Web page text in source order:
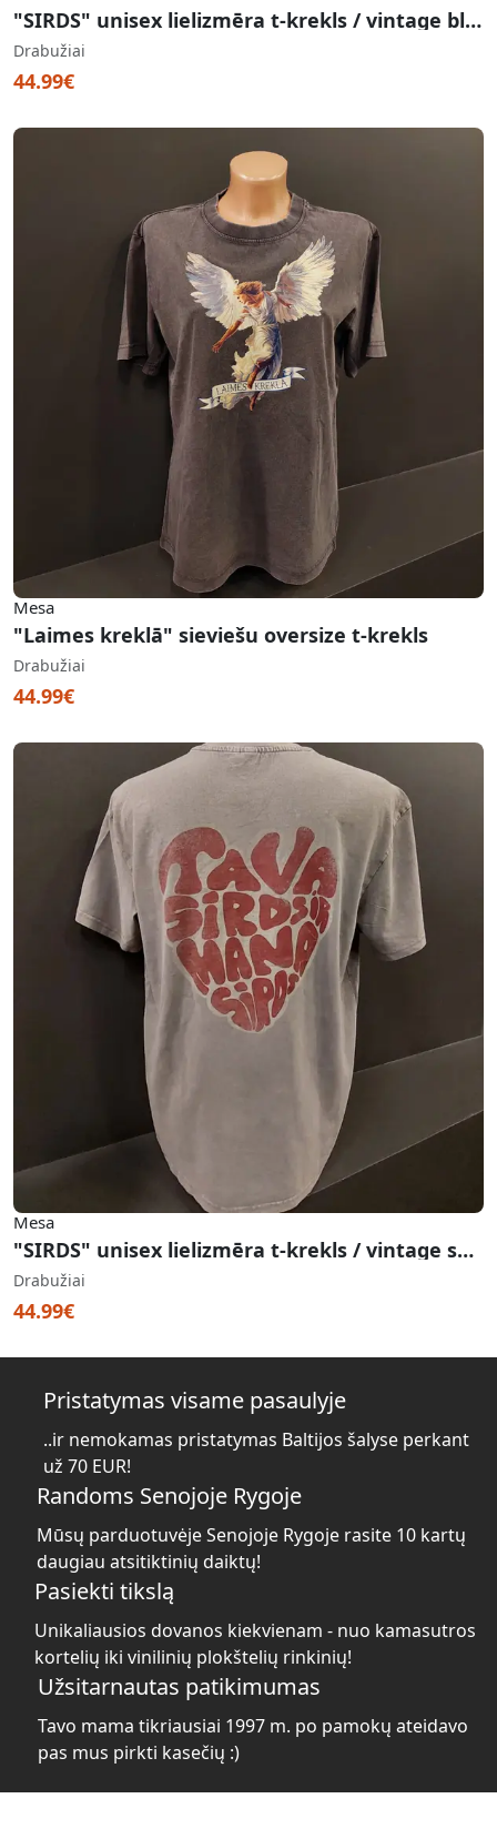
"SIRDS" unisex lielizmēra t-krekls / vintage blue
Drabužiai
44.99€
Mesa
"Laimes kreklā" sieviešu oversize t-krekls
Drabužiai
44.99€
Mesa
"SIRDS" unisex lielizmēra t-krekls / vintage sand
Drabužiai
44.99€
Pristatymas visame pasaulyje
..ir nemokamas pristatymas Baltijos šalyse perkant
už 70 EUR!
Randoms Senojoje Rygoje
Mūsų parduotuvėje Senojoje Rygoje rasite 10 kartų
daugiau atsitiktinių daiktų!
Pasiekti tikslą
Unikaliausios dovanos kiekvienam - nuo kamasutros
kortelių iki vinilinių plokštelių rinkinių!
Užsitarnautas patikimumas
Tavo mama tikriausiai 1997 m. po pamokų ateidavo
pas mus pirkti kasečių :)